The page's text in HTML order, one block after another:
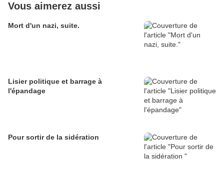
Vous aimerez aussi
Mort d'un nazi, suite.
Lisier politique et barrage à
l'épandage
Pour sortir de la sidération